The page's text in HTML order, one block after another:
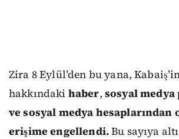
Zira 8 Eylül’den bu yana,
hakkındaki haber, sosyal medya
ve sosyal medya hesaplarından
erişime engellendi.Bu sayıya